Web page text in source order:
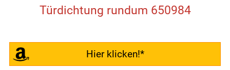
Türdichtung rundum 650984
Hier klicken!*